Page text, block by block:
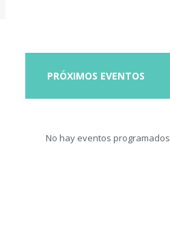
PRÓXIMOS EVENTOS
No hay eventos programados